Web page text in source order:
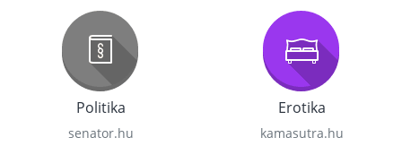
Politika
senator.hu
Erotika
kamasutra.hu